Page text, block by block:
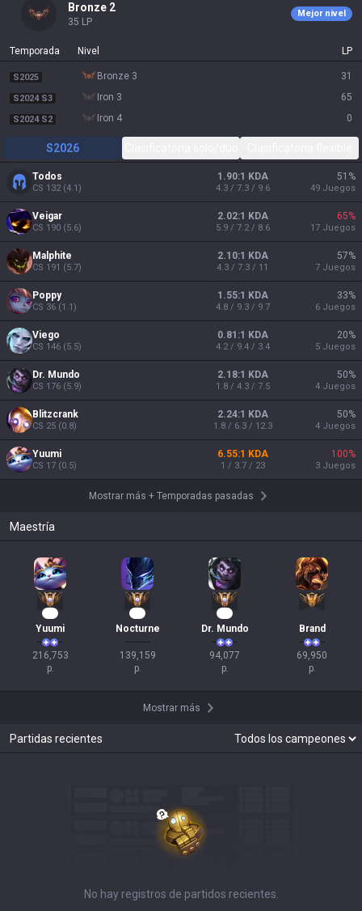
bronze 2
35 LP
Mejor nivel
Temporada Nivel LP
S2025 bronze 3 31
S2024 S3 iron 3 65
S2024 S2 iron 4 0
S2026
Todos
CS 132(4.1)
1.90:1 KDA
4.3 / 7.3 / 9.6
51 %
49 Juegos
Veigar
CS 190 (5.6)
2.02:1 KDA
5.9 / 7.2 / 8.6
65%
17 Juegos
Malphite
CS 191 (5.7)
2.10:1 KDA
4.3 / 7.3 / 11
57%
7 Juegos
Poppy
CS 36 (1.1)
1.55:1 KDA
4.8 / 9.3 / 9.7
33%
6 Juegos
Viego
CS 146 (5.5)
0.81:1 KDA
4.2 / 9.4 / 3.4
20%
5 Juegos
Dr. Mundo
CS 176 (5.9)
2.18:1 KDA
1.8 / 4.3 / 7.5
50%
4 Juegos
Blitzcrank
CS 25 (0.8)
2.24:1 KDA
1.8 / 6.3 / 12.3
50%
4 Juegos
Yuumi
CS 17 (0.5)
6.55:1 KDA
1 / 3.7 / 23
100%
3 Juegos
Mostrar más + Temporadas pasadas
Maestría
Yuumi
216,753
p.
Nocturne
139,159
p.
Dr. Mundo
94,077
p.
Brand
69,950
p.
Mostrar más
Partidas recientes
No hay registros de partidos recientes.